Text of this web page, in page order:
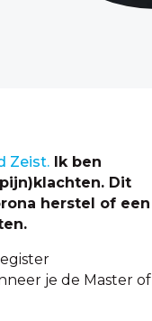
Zeist. Ik ben
Dit
herstel of een
je de Master of